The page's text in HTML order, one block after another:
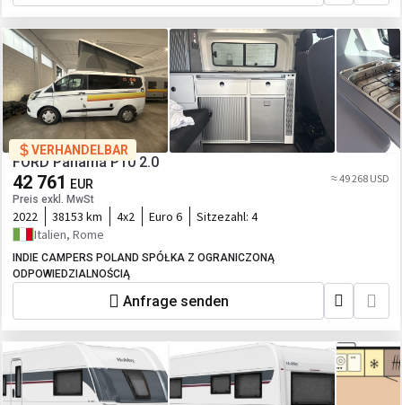
VERHANDELBAR
FORD Panamá P10 2.0
42 761 EUR
Preis exkl. MwSt
≈ 49 268 USD
2022 38153 km 4x2 Euro 6 Sitzezahl: 4
Italien, Rome
INDIE CAMPERS POLAND SPÓŁKA Z OGRANICZONĄ
ODPOWIEDZIALNOŚCIĄ
Anfrage senden